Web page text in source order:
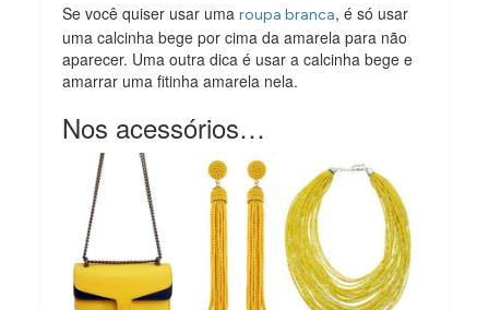
Se você quiser usar umaroupa branca, é só usar
uma calcinha bege por cima da amarela para não
aparecer. Uma outra dica é usar a calcinha bege e
amarrar uma fitinha amarela nela.
Nos acessórios…